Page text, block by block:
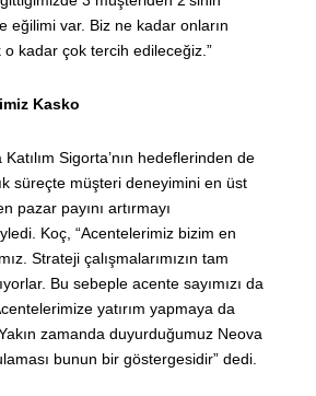
eğilimi var. Biz ne kadar onların
kadar çok tercih edileceğiz.”
Kasko
Sigorta’nın hedeflerinden de
süreçte müşteri deneyimini en üst
pazar payını artırmayı
Koç, “Acentelerimiz bizim en
Strateji çalışmalarımızın tam
Bu sebeple acente sayımızı da
yatırım yapmaya da
zamanda duyurduğumuz Neova
bunun bir göstergesidir” dedi.